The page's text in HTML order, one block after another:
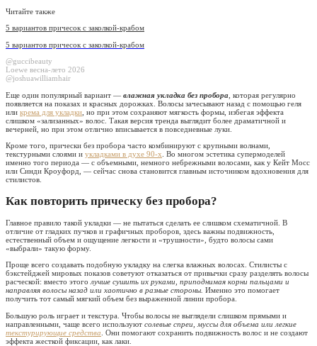
Читайте также
5 вариантов причесок с заколкой-крабом
5 вариантов причесок с заколкой-крабом
@guccibeauty
Loewe весна-лето 2026
@joshuawilliamhair
Еще один популярный вариант — влажная укладка без пробора , которая регулярно
появляется на показах и красных дорожках. Волосы зачесывают назад с помощью геля
или крема для укладки , но при этом сохраняют мягкость формы, избегая эффекта
слишком «зализанных» волос. Такая версия тренда выглядит более драматичной и
вечерней, но при этом отлично вписывается в повседневные луки.
Кроме того, прически без пробора часто комбинируют с крупными волнами,
текстурными слоями и укладками в духе 90-х . Во многом эстетика супермоделей
именно того периода — с объемными, немного небрежными волосами, как у Кейт Мосс
или Синди Кроуфорд, — сейчас снова становится главным источником вдохновения для
стилистов.
Как повторить прическу без пробора?
Главное правило такой укладки — не пытаться сделать ее слишком схематичной. В
отличие от гладких пучков и графичных проборов, здесь важны подвижность,
естественный объем и ощущение легкости и «трушности», будто волосы сами
«выбрали» такую форму.
Проще всего создавать подобную укладку на слегка влажных волосах. Стилисты с
бэкстейджей мировых показов советуют отказаться от привычки сразу разделять волосы
расческой: вместо этого лучше сушить их руками, приподнимая корни пальцами и
направляя волосы назад или хаотично в разные стороны. Именно это помогает
получить тот самый мягкий объем без выраженной линии пробора.
Большую роль играет и текстура. Чтобы волосы не выглядели слишком прямыми и
направленными, чаще всего используют солевые спреи, муссы для объема или легкие
текстурирующие средства . Они помогают сохранить подвижность волос и не создают
эффекта жесткой фиксации, как лаки.